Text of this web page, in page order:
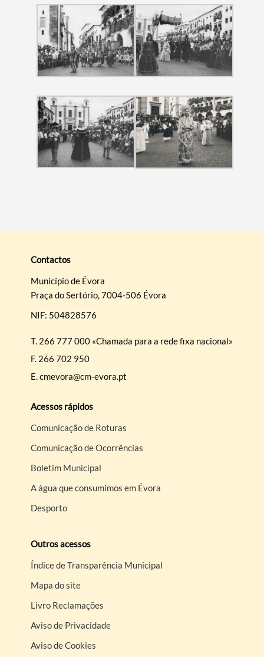
Contactos
Município de Évora
Praça do Sertório, 7004-506 Évora
NIF: 504828576
T. 266 777 000 «Chamada para a rede fixa nacional»
F. 266 702 950
E.cmevora@cm-evora.pt
Acessos rápidos
Comunicação de Roturas
Comunicação de Ocorrências
Boletim Municipal
A água que consumimos em Évora
Desporto
Outros acessos
Índice de Transparência Municipal
Mapa do site
Livro Reclamações
Aviso de Privacidade
Aviso de Cookies